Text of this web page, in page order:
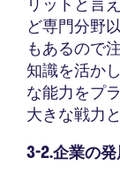
ど専門分野
もあるので
知識を活か
な能力をプ
大きな戦力
3-2.企業の